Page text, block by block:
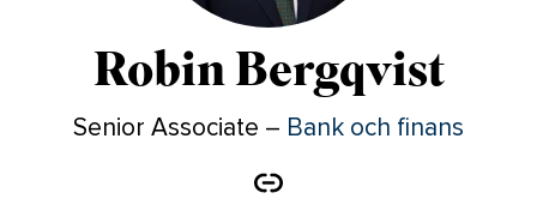
Robin Bergqvist
Senior Associate – Bank och finans